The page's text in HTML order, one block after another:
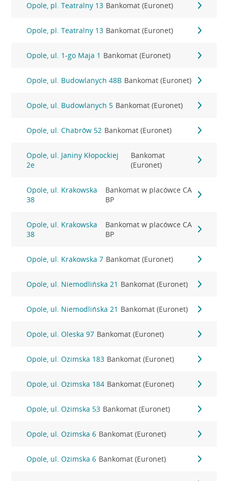
Opole, pl. Teatralny 13 Bankomat (Euronet)
Opole, pl. Teatralny 13 Bankomat (Euronet)
Opole, ul. 1-go Maja 1 Bankomat (Euronet)
Opole, ul. Budowlanych 48B Bankomat (Euronet)
Opole, ul. Budowlanych 5 Bankomat (Euronet)
Opole, ul. Chabrów 52 Bankomat (Euronet)
Opole, ul. Janiny Kłopockiej
2e
Bankomat
(Euronet)
Opole, ul. Krakowska
38
Bankomat w placówce CA
BP
Opole, ul. Krakowska
38
Bankomat w placówce CA
BP
Opole, ul. Krakowska 7 Bankomat (Euronet)
Opole, ul. Niemodlińska 21 Bankomat (Euronet)
Opole, ul. Niemodlińska 21 Bankomat (Euronet)
Opole, ul. Oleska 97 Bankomat (Euronet)
Opole, ul. Ozimska 183 Bankomat (Euronet)
Opole, ul. Ozimska 184 Bankomat (Euronet)
Opole, ul. Ozimska 53 Bankomat (Euronet)
Opole, ul. Ozimska 6 Bankomat (Euronet)
Opole, ul. Ozimska 6 Bankomat (Euronet)